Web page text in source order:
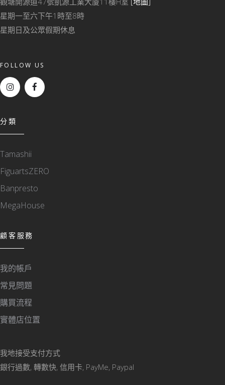
星期一至六下午1時至8時
星期日及公眾假期休息
FOLLOW US
分類
Tamashii
FiguartsZERO
Banpresto
MegaHouse
顧客服務
我的帳戶
常見問題
購買流程
實體店位置
我地接受支付方式
銀行過數, 轉數快, 信用卡, PayMe, Paypal